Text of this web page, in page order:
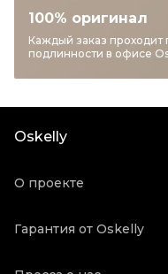
Категория
Бренд
Материал одежды
Продавец
100% оригинал
Каждый заказ проходит
подлинности в офисе
Oskelly
О проекте
Гарантия от Oskelly